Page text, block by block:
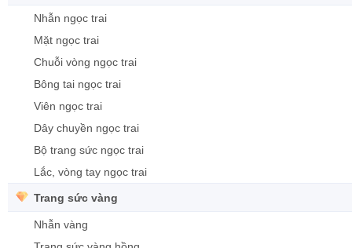
Nhẫn ngọc trai
Mặt ngọc trai
Chuỗi vòng ngọc trai
Bông tai ngọc trai
Viên ngọc trai
Dây chuyền ngọc trai
Bộ trang sức ngọc trai
Lắc, vòng tay ngọc trai
Trang sức vàng
Nhẫn vàng